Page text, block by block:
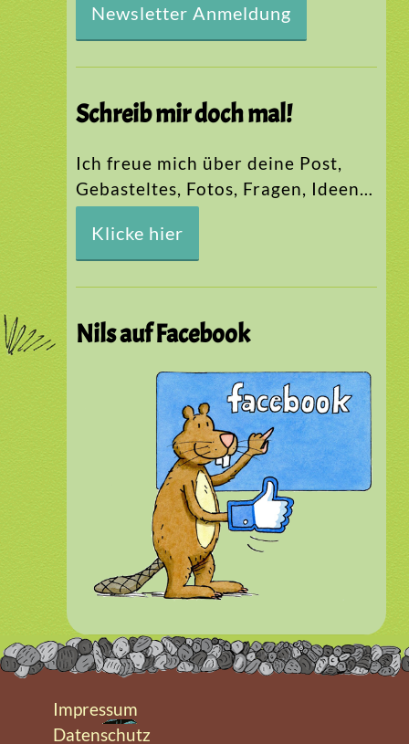
Newsletter Anmeldung
Schreib mir doch mal!
Ich freue mich über deine Post,
Gebasteltes, Fotos, Fragen, Ideen…
Klicke hier
Nils auf Facebook
Impressum
Datenschutz